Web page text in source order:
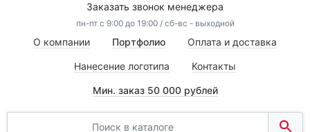
Заказать звонок менеджера
пн-пт с 9:00 до 19:00 / сб-вс - выходной
О компании Портфолио Оплата и доставка
Нанесение логотипа Контакты
Мин. заказ 50 000 рублей